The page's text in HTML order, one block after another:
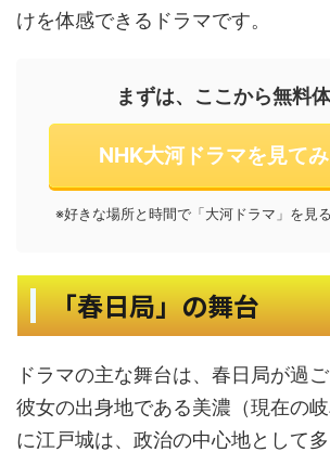
けを体感できるドラマです。
まずは、ここから無料
NHK大河ドラマを見て
※好きな場所と時間で「大河ドラマ」を見
「春日局」の舞台
ドラマの主な舞台は、春日局が過ご
彼女の出身地である美濃（現在の
に江戸城は、政治の中心地として